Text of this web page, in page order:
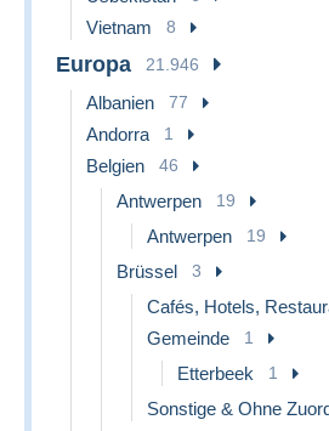
Vietnam 8
Europa 21.946
Albanien 77
Andorra 1
Belgien 46
Antwerpen 19
Antwerpen 19
Brüssel 3
Cafés, Hotels,
Gemeinde 1
Etterbeek 1
Sonstige & Ohne